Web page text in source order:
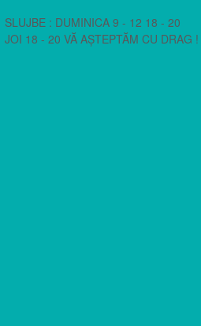
SLUJBE : DUMINICA 9 - 12 18 - 20
JOI 18 - 20 VĂ AȘTEPTĂM CU DRAG !